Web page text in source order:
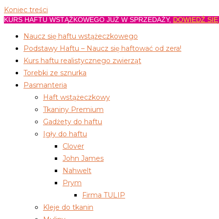
Koniec treści
KURS HAFTU WSTĄŻKOWEGO JUŻ W SPRZEDAŻY, DOWIEDŹ
Naucz się haftu wstążeczkowego
Podstawy Haftu – Naucz się haftować od zera!
Kurs haftu realistycznego zwierząt
Torebki ze sznurka
Pasmanteria
Haft wstążeczkowy
Tkaniny Premium
Gadżety do haftu
Igły do haftu
Clover
John James
Nahwelt
Prym
Firma TULIP
Kleje do tkanin